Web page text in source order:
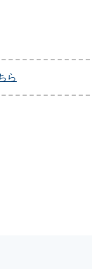
ら